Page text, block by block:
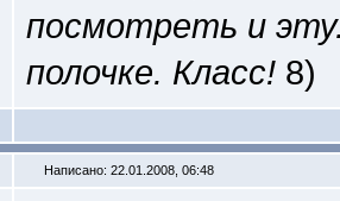
посмотреть и
полочке. Класс! 8)
Написано: 22.01.2008, 06:48